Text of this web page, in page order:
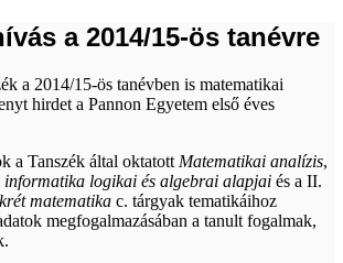
a 2014/15-ös tanévre
a 2014/15-ös tanévben is matematikai
hirdet a Pannon Egyetem első éves
a Tanszék által oktatott Matematikai analízis,
informatika logikai és algebrai alapjai és a II.
matematika c. tárgyak tematikáihoz
megfogalmazásában a tanult fogalmak,